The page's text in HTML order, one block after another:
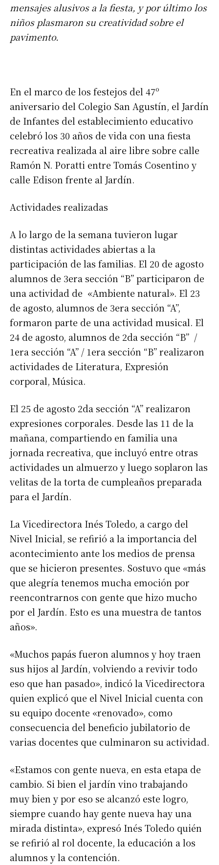
Suscribirme gratis
Dirección de correo electrónico*
mensajes alusivos a la fiesta, y por último los
niños plasmaron su creatividad sobre el
pavimento.
En el marco de los festejos del 47º
aniversario del Colegio San Agustín, el Jardín
de Infantes del establecimiento educativo
celebró los 30 años de vida con una fiesta
recreativa realizada al aire libre sobre calle
Ramón N. Poratti entre Tomás Cosentino y
calle Edison frente al Jardín.
Actividades realizadas
A lo largo de la semana tuvieron lugar
distintas actividades abiertas a la
participación de las familias. El 20 de agosto
alumnos de 3era sección “B” participaron de
una actividad de «Ambiente natural». El 23
de agosto, alumnos de 3era sección “A”,
formaron parte de una actividad musical. El
24 de agosto, alumnos de 2da sección “B” /
1era sección “A” / 1era sección “B” realizaron
actividades de Literatura, Expresión
corporal, Música.
El 25 de agosto 2da sección “A” realizaron
expresiones corporales. Desde las 11 de la
mañana, compartiendo en familia una
jornada recreativa, que incluyó entre otras
actividades un almuerzo y luego soplaron las
velitas de la torta de cumpleaños preparada
para el Jardín.
La Vicedirectora Inés Toledo, a cargo del
Nivel Inicial, se refirió a la importancia del
acontecimiento ante los medios de prensa
que se hicieron presentes. Sostuvo que «más
que alegría tenemos mucha emoción por
reencontrarnos con gente que hizo mucho
por el Jardín. Esto es una muestra de tantos
años».
«Muchos papás fueron alumnos y hoy traen
sus hijos al Jardín, volviendo a revivir todo
eso que han pasado», indicó la Vicedirectora
quien explicó que el Nivel Inicial cuenta con
su equipo docente «renovado», como
consecuencia del beneficio jubilatorio de
varias docentes que culminaron su actividad.
«Estamos con gente nueva, en esta etapa de
cambio. Si bien el jardín vino trabajando
muy bien y por eso se alcanzó este logro,
siempre cuando hay gente nueva hay una
mirada distinta», expresó Inés Toledo quién
se refirió al rol docente, la educación a los
alumnos y la contención.